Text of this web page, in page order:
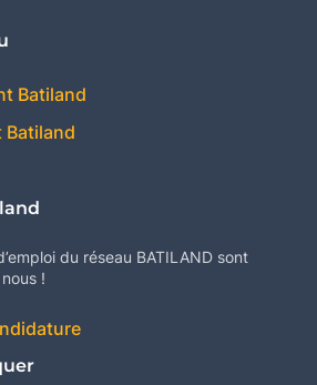
Batiland
Batiland
du réseau BATILAND sont
!